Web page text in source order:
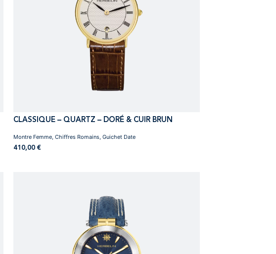
CLASSIQUE – QUARTZ – DORÉ & CUIR BRUN
410,00€
Montre Femme, Chiffres Romains, Guichet Date